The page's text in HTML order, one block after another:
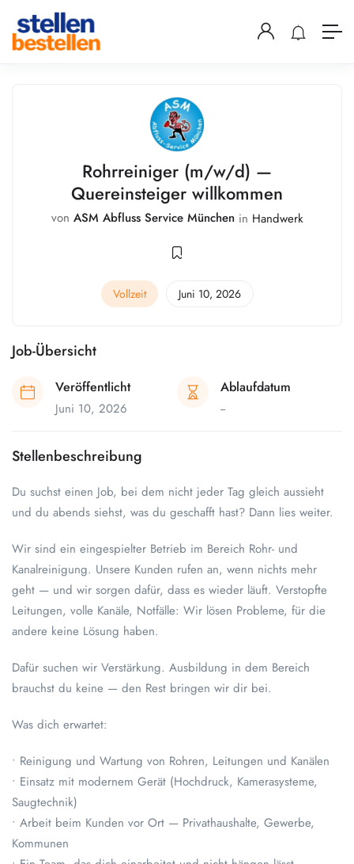
Rohrreiniger (m/w/d) —
Quereinsteiger willkommen
von ASM Abfluss Service München in Handwerk
Vollzeit Juni 10, 2026
Job-Übersicht
Veröffentlicht
Juni 10, 2026
Ablaufdatum
--
Stellenbeschreibung
Du suchst einen Job, bei dem nicht jeder Tag gleich aussieht
und du abends siehst, was du geschafft hast? Dann lies weiter.
Wir sind ein eingespielter Betrieb im Bereich Rohr- und
Kanalreinigung. Unsere Kunden rufen an, wenn nichts mehr
geht — und wir sorgen dafür, dass es wieder läuft. Verstopfte
Leitungen, volle Kanäle, Notfälle: Wir lösen Probleme, für die
andere keine Lösung haben.
Dafür suchen wir Verstärkung. Ausbildung in dem Bereich
brauchst du keine — den Rest bringen wir dir bei.
Was dich erwartet:
• Reinigung und Wartung von Rohren, Leitungen und Kanälen
• Einsatz mit modernem Gerät (Hochdruck, Kamerasysteme,
Saugtechnik)
• Arbeit beim Kunden vor Ort — Privathaushalte, Gewerbe,
Kommunen